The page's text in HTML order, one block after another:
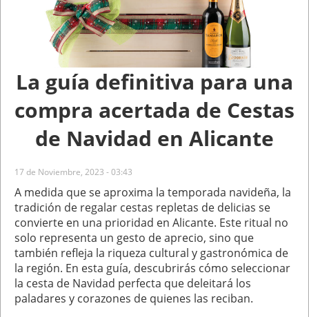
La guía definitiva para una
compra acertada de Cestas
de Navidad en Alicante
17 de Noviembre, 2023 - 03:43
A medida que se aproxima la temporada navideña, la
tradición de regalar cestas repletas de delicias se
convierte en una prioridad en Alicante. Este ritual no
solo representa un gesto de aprecio, sino que
también refleja la riqueza cultural y gastronómica de
la región. En esta guía, descubrirás cómo seleccionar
la cesta de Navidad perfecta que deleitará los
paladares y corazones de quienes las reciban.